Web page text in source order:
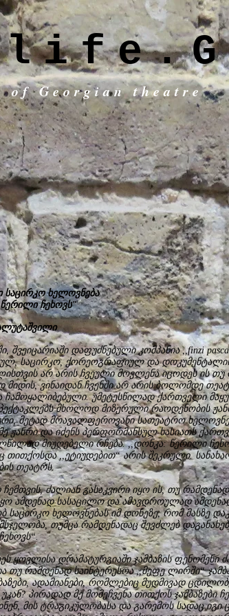
of Georgian theatre
საცირკო ხელოვნება
ჩეხოვს"
შვეიცარიაში დაფუძნებული კომპანია ,,finzi
საცირკო, ქორეოგრაფიულ და
არ არის ჩვეული მოვლენა იცოდეს ის თუ
მიდის, ვინაიდან ჩვენში არ არის ბოლომდე
უმეტესწილად ქართველი
მხოლოდ მიზერული რაოდენობის
მეტად მრავალფეროვანი სათეატრო
ჟანრი და იძენს პერფორმანსულ ხასიათს
მიუღებელი რჩება. ,,დონკა: წერილი
,,ეტიუდებით“ არის შეკრული.
თეატრს.
ძალიან გასაკვირი იყო ის, თუ
ამდენად სასაცილო და ამავდროულად
საცირკო ხელოვნებას იმ დონეზე, რომ მასზე
თუმცა რამდენადაც შევძლებ
ყოვლისა დრამატურგიაში ჯამბაზის ფენომენი
თუ რამდენად საინტერესოა ,,მეფე ლირში“
ადამიანები, რომლებიც მუდმივად
პირადად მე მომეჩვენა თითქოს
მის ტრაგიკულობასა და გარემოს სადაც იგი